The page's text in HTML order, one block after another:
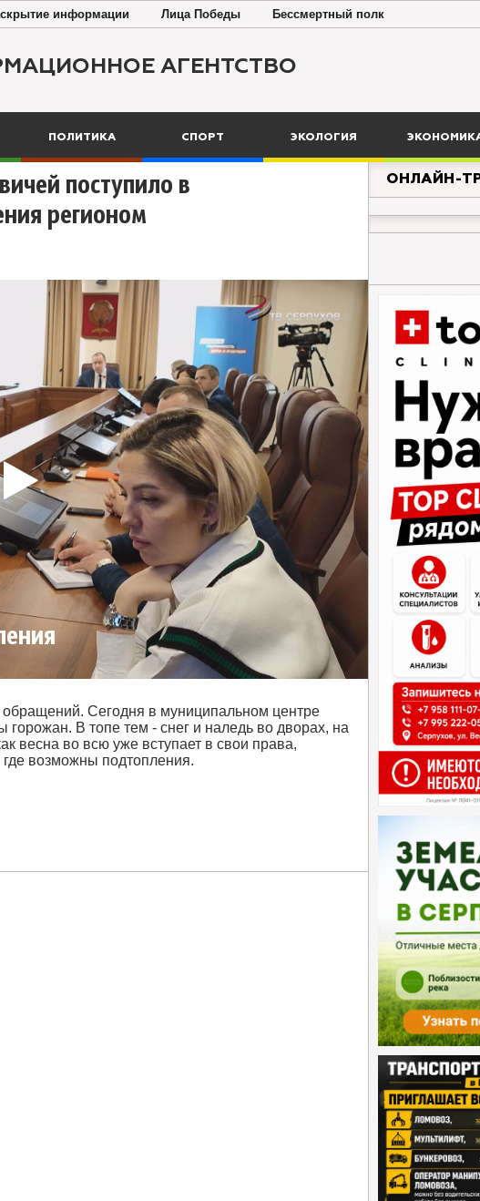
информации Лица Победы Бессмертный полк
АГЕНТСТВО
ПОЛИТИКА СПОРТ ЭКОЛОГИЯ
поступило в
регионом
обращений. Сегодня в муниципальном центре
В топе тем - снег и наледь во дворах, на
весна во всю уже вступает в свои права,
возможны подтопления.
ОНЛАЙН-